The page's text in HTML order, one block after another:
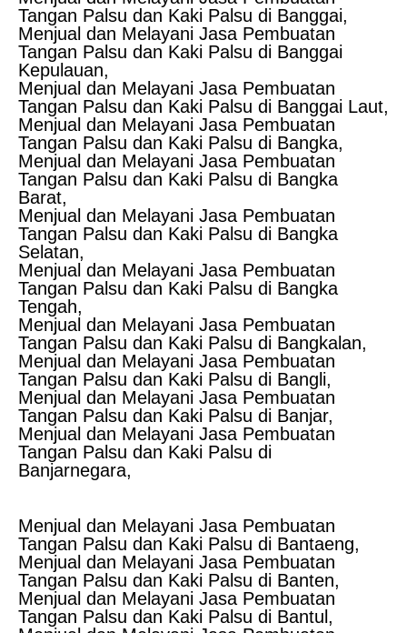
Tangan Palsu dan Kaki Palsu di Banggai,
Menjual dan Melayani Jasa Pembuatan
Tangan Palsu dan Kaki Palsu di Banggai
Kepulauan,
Menjual dan Melayani Jasa Pembuatan
Tangan Palsu dan Kaki Palsu di Banggai Laut,
Menjual dan Melayani Jasa Pembuatan
Tangan Palsu dan Kaki Palsu di Bangka,
Menjual dan Melayani Jasa Pembuatan
Tangan Palsu dan Kaki Palsu di Bangka
Barat,
Menjual dan Melayani Jasa Pembuatan
Tangan Palsu dan Kaki Palsu di Bangka
Selatan,
Menjual dan Melayani Jasa Pembuatan
Tangan Palsu dan Kaki Palsu di Bangka
Tengah,
Menjual dan Melayani Jasa Pembuatan
Tangan Palsu dan Kaki Palsu di Bangkalan,
Menjual dan Melayani Jasa Pembuatan
Tangan Palsu dan Kaki Palsu di Bangli,
Menjual dan Melayani Jasa Pembuatan
Tangan Palsu dan Kaki Palsu di Banjar,
Menjual dan Melayani Jasa Pembuatan
Tangan Palsu dan Kaki Palsu di
Banjarnegara,
Menjual dan Melayani Jasa Pembuatan
Tangan Palsu dan Kaki Palsu di Bantaeng,
Menjual dan Melayani Jasa Pembuatan
Tangan Palsu dan Kaki Palsu di Banten,
Menjual dan Melayani Jasa Pembuatan
Tangan Palsu dan Kaki Palsu di Bantul,